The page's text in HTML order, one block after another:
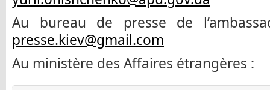
Au bureau de presse de
presse.kiev@gmail.com
Au ministère des Affaires étrangères :